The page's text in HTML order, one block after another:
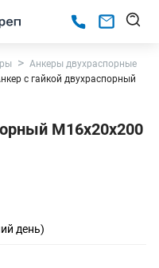
Анкеры двухраспорные
с гайкой двухраспорный
М16х20х200
день)